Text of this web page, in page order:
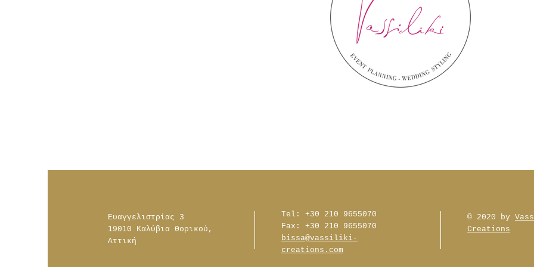
Ευαγγελιστρίας 3
19010 Καλύβια Θορικού,
Αττική
Tel: +30 210 9655070
Fax: +30 210 9655070
bissa@vassiliki-
creations.com
© 2020 by
Creations